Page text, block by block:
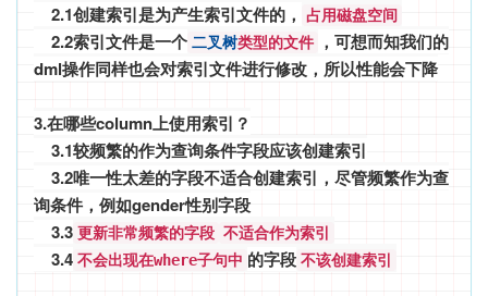
2.1创建索引是为产生索引文件的，
占用磁盘空间
2.2索引文件是一个 二叉树类型的文件
，可想而知我们的
dml操作同样也会对索引文件进行修改，所以性能会下降
3.在哪些column上使用索引？
3.1较频繁的作为查询条件字段应该创建索引
3.2唯一性太差的字段不适合创建索引，尽管频繁作为查
询条件，例如gender性别字段
3.3 更新非常频繁的字段 不适合作为索引
3.4 不会出现在where子句中 的字段 不该创建索引